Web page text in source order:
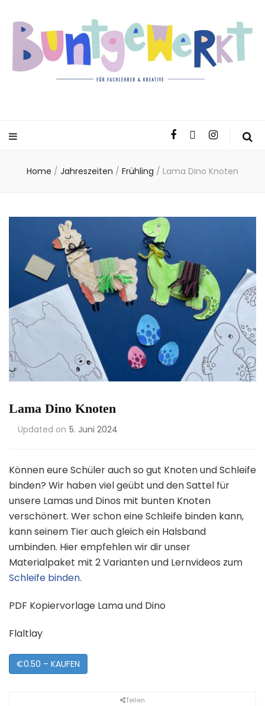
Home / Jahreszeiten / Frühling / Lama Dino Knoten
Lama Dino Knoten
Updated on 5. Juni 2024
Teilen
Können eure Schüler auch so gut Knoten und Schleife
binden? Wir haben viel geübt und den Sattel für
unsere Lamas und Dinos mit bunten Knoten
verschönert. Wer schon eine Schleife binden kann,
kann seinem Tier auch gleich ein Halsband
umbinden. Hier empfehlen wir dir unser
Materialpaket mit 2 Varianten und Lernvideos zum
Schleife binden.
PDF Kopiervorlage Lama und Dino
Flaltlay
€0.50 – KAUFEN